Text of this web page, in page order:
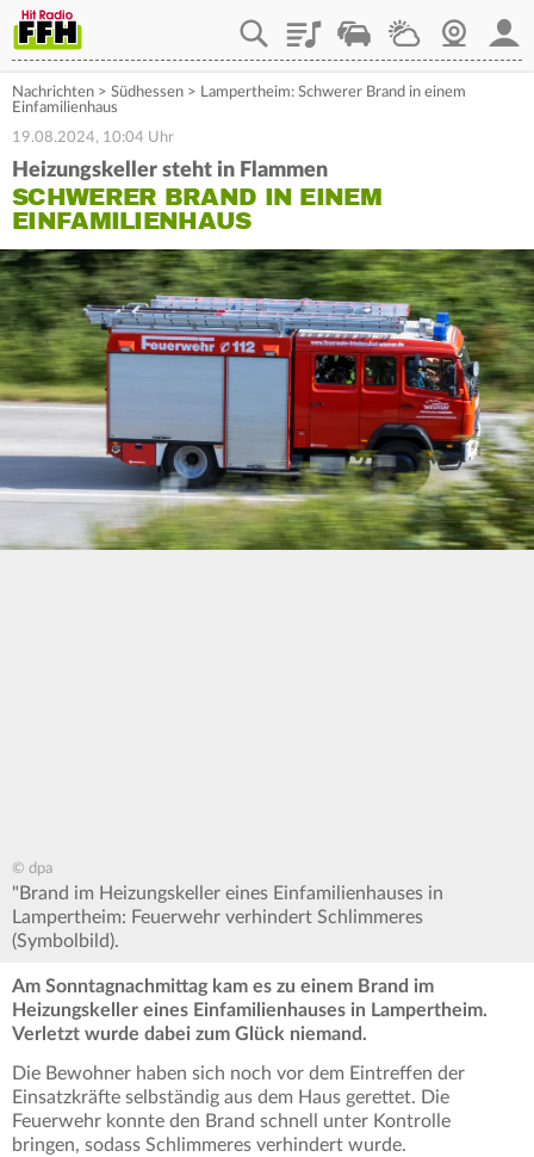
PlaylistStaupilotWetterWebcam
Nachrichten > Südhessen > Lampertheim: Schwerer Brand in einem
Einfamilienhaus
19.08.2024, 10:04 Uhr
Heizungskeller steht in Flammen
SCHWERER BRAND IN EINEM
EINFAMILIENHAUS
© dpa
"Brand im Heizungskeller eines Einfamilienhauses in
Lampertheim: Feuerwehr verhindert Schlimmeres
(Symbolbild).
Am Sonntagnachmittag kam es zu einem Brand im
Heizungskeller eines Einfamilienhauses in Lampertheim.
Verletzt wurde dabei zum Glück niemand.
Die Bewohner haben sich noch vor dem Eintreffen der
Einsatzkräfte selbständig aus dem Haus gerettet. Die
Feuerwehr konnte den Brand schnell unter Kontrolle
bringen, sodass Schlimmeres verhindert wurde.